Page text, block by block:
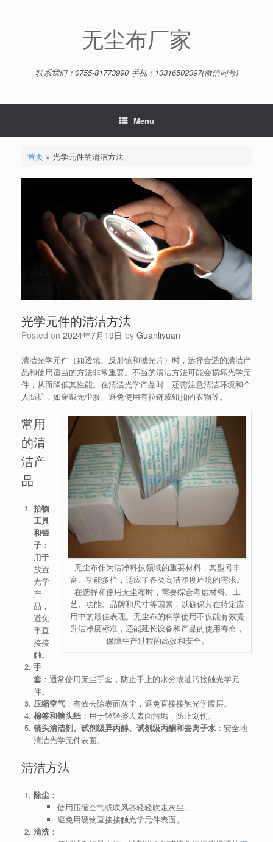
无尘布厂家
联系我们：0755-81773990 手机：13316502397(微信同号)
Menu
首页» 光学元件的清洁方法
光学元件的清洁方法
Posted on 2024年7月19日 by Guanliyuan
清洁光学元件（如透镜、反射镜和滤光片）时，选择合适的清洁产
品和使用适当的方法非常重要。不当的清洁方法可能会损坏光学元
件，从而降低其性能。在清洁光学产品时，还需注意清洁环境和个
人防护，如穿戴无尘服、避免使用有拉链或钮扣的衣物等。
无尘布作为洁净科技领域的重要材料，其型号丰
富、功能多样，适应了各类高洁净度环境的需求。
在选择和使用无尘布时，需要综合考虑材料、工
艺、功能、品牌和尺寸等因素，以确保其在特定应
用中的最佳表现。无尘布的科学使用不仅能有效提
升洁净度标准，还能延长设备和产品的使用寿命，
保障生产过程的高效和安全。
常用
的清
洁产
品
拾物
工具
和镊
子：
用于
放置
光学
产
品，
避免
手直
接接
触。
手
套：通常使用无尘手套，防止手上的水分或油污接触光学元
件。
压缩空气：有效去除表面灰尘，避免直接接触光学膜层。
棉签和镜头纸：用于轻轻擦去表面污垢，防止划伤。
镜头清洁剂、试剂级异丙醇、试剂级丙酮和去离子水：安全地
清洁光学元件表面。
清洁方法
除尘：
使用压缩空气或吹风器轻轻吹走灰尘。
避免用硬物直接接触光学元件表面。
清洗：